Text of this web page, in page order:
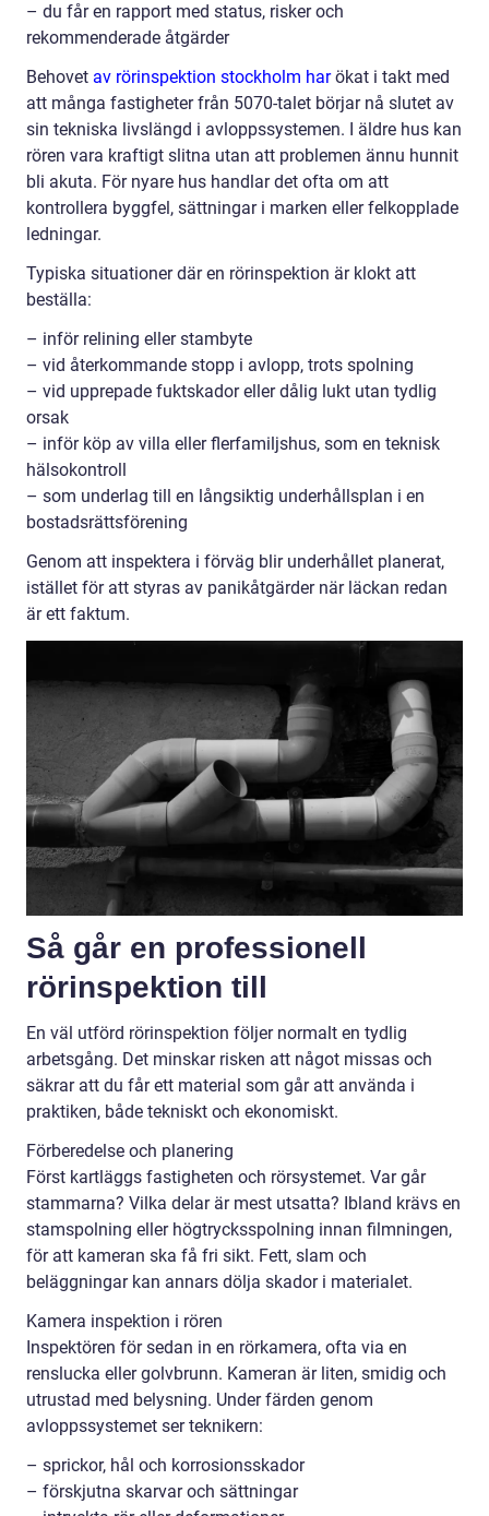
– du får en rapport med status, risker och
rekommenderade åtgärder
Behovet av rörinspektion stockholm harökat i takt med
att många fastigheter från 5070-talet börjar nå slutet av
sin tekniska livslängd i avloppssystemen. I äldre hus kan
rören vara kraftigt slitna utan att problemen ännu hunnit
bli akuta. För nyare hus handlar det ofta om att
kontrollera byggfel, sättningar i marken eller felkopplade
ledningar.
Typiska situationer där en rörinspektion är klokt att
beställa:
– inför relining eller stambyte
– vid återkommande stopp i avlopp, trots spolning
– vid upprepade fuktskador eller dålig lukt utan tydlig
orsak
– inför köp av villa eller flerfamiljshus, som en teknisk
hälsokontroll
– som underlag till en långsiktig underhållsplan i en
bostadsrättsförening
Genom att inspektera i förväg blir underhållet planerat,
istället för att styras av panikåtgärder när läckan redan
är ett faktum.
Så går en professionell
rörinspektion till
En väl utförd rörinspektion följer normalt en tydlig
arbetsgång. Det minskar risken att något missas och
säkrar att du får ett material som går att använda i
praktiken, både tekniskt och ekonomiskt.
Förberedelse och planering
Först kartläggs fastigheten och rörsystemet. Var går
stammarna? Vilka delar är mest utsatta? Ibland krävs en
stamspolning eller högtrycksspolning innan filmningen,
för att kameran ska få fri sikt. Fett, slam och
beläggningar kan annars dölja skador i materialet.
Kamera inspektion i rören
Inspektören för sedan in en rörkamera, ofta via en
renslucka eller golvbrunn. Kameran är liten, smidig och
utrustad med belysning. Under färden genom
avloppssystemet ser teknikern:
– sprickor, hål och korrosionsskador
– förskjutna skarvar och sättningar